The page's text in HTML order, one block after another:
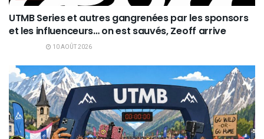
UTMB Series et autres gangrenées par les sponsors
et les influenceurs… on est sauvés, Zeoff arrive
10 AOÛT 2026